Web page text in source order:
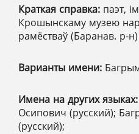
Краткая справка: паэт,
Крошынскаму музею
рамёстваў (Баранав. р-н)
Варианты имени:
Имена на других языках:
Осипович (русский);
(русский);